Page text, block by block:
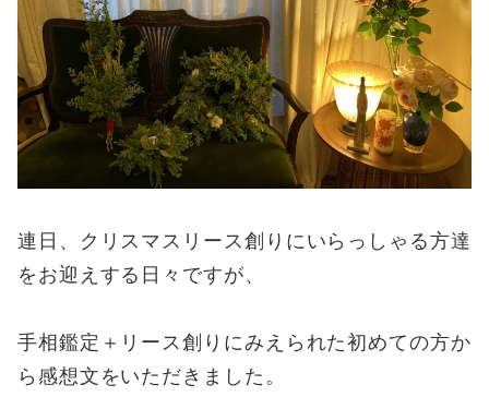
連日、クリスマスリース創りにいらっしゃる方達
をお迎えする日々ですが、
手相鑑定＋リース創りにみえられた初めての方か
ら感想文をいただきました。